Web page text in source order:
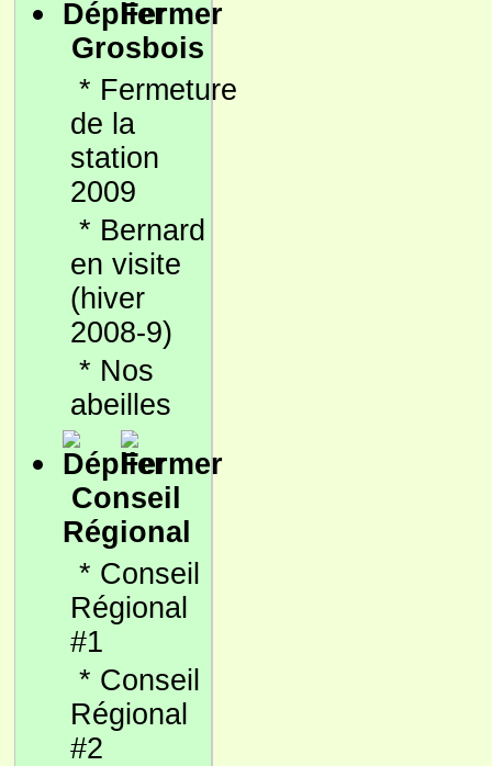
Grosbois
* Fermeture
de la
station
2009
* Bernard
en visite
(hiver
2008-9)
* Nos
abeilles
Conseil
Régional
* Conseil
Régional
#1
* Conseil
Régional
#2